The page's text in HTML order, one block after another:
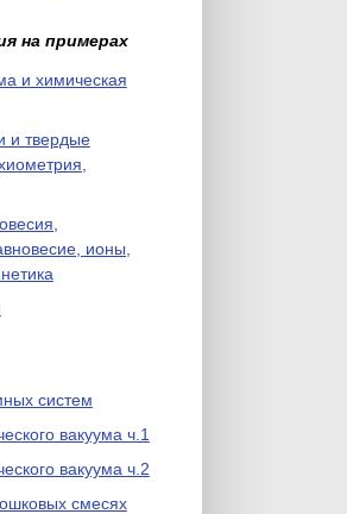
на примерах
и химическая
и твердые
ионы,
систем
вакуума ч.1
вакуума ч.2
смесях